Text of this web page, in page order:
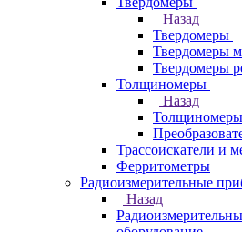
Назад
Твердомеры
Твердомеры
Твердомеры
Толщиномеры
Назад
Толщиномеры
Трассоискатели и
Ферритометры
Радиоизмерительные
Назад